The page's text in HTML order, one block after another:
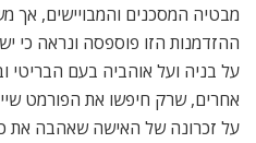
מבטיה המסכנים והמבויישים, אך
ההזדמנות הזו פוספסה ונראה כי
על בניה ועל אוהביה בעם הבריטי
אחרים, שרק חיפשו את הפורמט
על זכרונה של האישה שאהבה את